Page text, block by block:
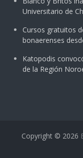
Universitario de
Cursos gratuitos
bonaerenses
Katopodis
de la Región
Copyright © 2026